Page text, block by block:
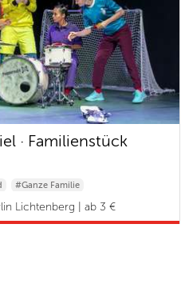
· Familienstück
#Ganze Familie
Lichtenberg | ab 3 €